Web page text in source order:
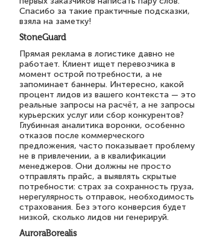
Спасибо за такие практичные подсказки,
взяла на заметку!
StoneGuard
Прямая реклама в логистике давно не
работает. Клиент ищет перевозчика в
момент острой потребности, а не
запоминает баннеры. Интересно, какой
процент лидов из вашего контекста — это
реальные запросы на расчёт, а не запросы
курьерских услуг или сбор конкурентов?
Глубинная аналитика воронки, особенно
отказов после коммерческого
предложения, часто показывает проблему
не в привлечении, а в квалификации
менеджеров. Они должны не просто
отправлять прайс, а выявлять скрытые
потребности: страх за сохранность груза,
нерегулярность отправок, необходимость
страхования. Без этого конверсия будет
низкой, сколько лидов ни генерируй.
AuroraBorealis